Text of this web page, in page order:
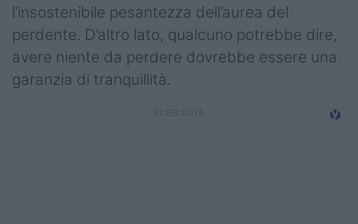
l’insostenibile pesantezza dell’aurea del
perdente. D’altro lato, qualcuno potrebbe dire,
avere niente da perdere dovrebbe essere una
garanzia di tranquillità.